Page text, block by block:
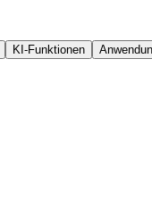
KI-Funktionen